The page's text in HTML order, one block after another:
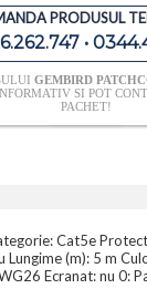
PRODUSUL
•
GEMBIRD
SI POT
PACHET!
Cat5e
Lungime (m): 5 m
Ecranat: nu 0: